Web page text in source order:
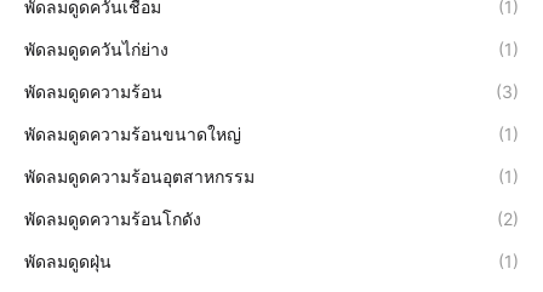
พัดลมดูดควันเชื่อม (1)
พัดลมดูดควันไก่ย่าง (1)
พัดลมดูดความร้อน (3)
พัดลมดูดความร้อนขนาดใหญ่ (1)
พัดลมดูดความร้อนอุตสาหกรรม (1)
พัดลมดูดความร้อนโกดัง (2)
พัดลมดูดฝุ่น (1)